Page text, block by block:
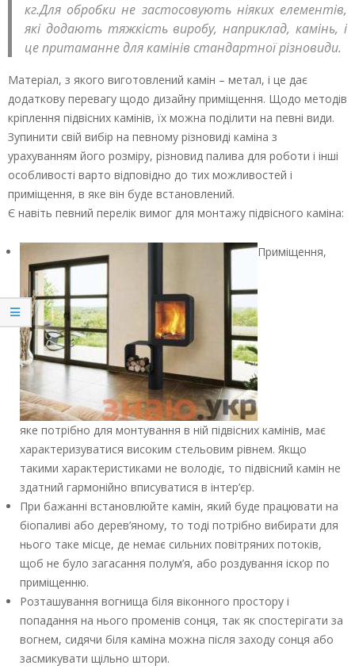
кг.Для обробки не застосовують ніяких елементів,
які додають тяжкість виробу, наприклад, камінь, і
це притаманне для камінів стандартної різновиди.
Матеріал, з якого виготовлений камін – метал, і це дає
додаткову перевагу щодо дизайну приміщення. Щодо методів
кріплення підвісних камінів, їх можна поділити на певні види.
Зупинити свій вибір на певному різновиді каміна з
урахуванням його розміру, різновид палива для роботи і інші
особливості варто відповідно до тих можливостей і
приміщення, в яке він буде встановлений.
Є навіть певний перелік вимог для монтажу підвісного каміна:
Приміщення,
яке потрібно для монтування в ній підвісних камінів, має
характеризуватися високим стельовим рівнем. Якщо
такими характеристиками не володіє, то підвісний камін не
здатний гармонійно вписуватися в інтер’єр.
При бажанні встановлюйте камін, який буде працювати на
біопаливі або дерев’яному, то тоді потрібно вибирати для
нього таке місце, де немає сильних повітряних потоків,
щоб не було загасання полум’я, або роздування іскор по
приміщенню.
Розташування вогнища біля віконного простору і
попадання на нього променів сонця, так як спостерігати за
вогнем, сидячи біля каміна можна після заходу сонця або
засмикувати щільно штори.